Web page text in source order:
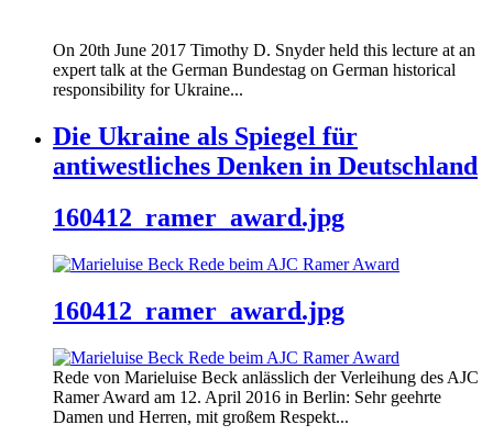
On 20th June 2017 Timothy D. Snyder held this lecture at an
expert talk at the German Bundestag on German historical
responsibility for Ukraine...
Die Ukraine als Spiegel für
antiwestliches Denken in Deutschland
160412_ramer_award.jpg
160412_ramer_award.jpg
Rede von Marieluise Beck anlässlich der Verleihung des AJC
Ramer Award am 12. April 2016 in Berlin: Sehr geehrte
Damen und Herren, mit großem Respekt...